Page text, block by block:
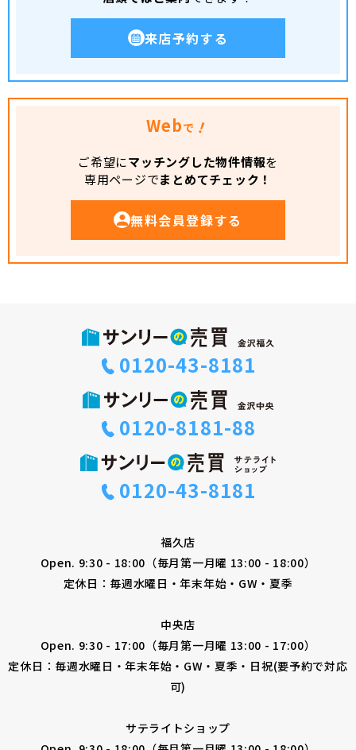
来店予約する
Webで！
ご希望にマッチングした物件情報を
専用ページでまとめてチェック！
無料会員登録する
0120-43-8181
0120-8181-88
0120-43-8181
福久店
Open. 9:30 - 18:00（毎月第一月曜 13:00 - 18:00）
定休日：毎週水曜日・年末年始・GW・夏季
中央店
Open. 9:30 - 17:00（毎月第一月曜 13:00 - 17:00）
定休日：毎週水曜日・年末年始・GW・夏季・日祝(要予約で対応
可)
サテライトショップ